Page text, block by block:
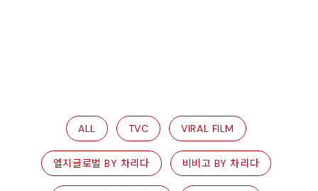
ALL TVC VIRAL FILM
엘지글로벌 BY 차리다 비비고 BY 차리다